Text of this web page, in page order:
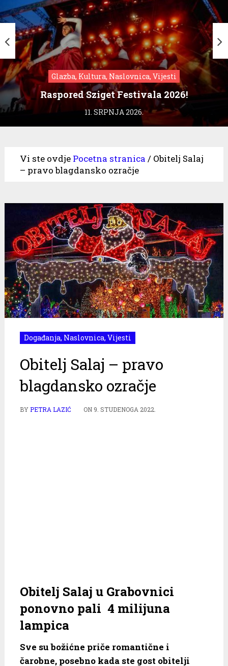
Glazba, Kultura, Naslovnica, Vijesti
Raspored Sziget Festivala 2026!
11. SRPNJA 2026.
Vi ste ovdje Pocetna stranica / Obitelj Salaj
– pravo blagdansko ozračje
Događanja, Naslovnica, Vijesti
Obitelj Salaj – pravo
blagdansko ozračje
BYPETRA LAZIĆ ON 9. STUDENOGA 2022.
Obitelj Salaj u Grabovnici
ponovno pali 4 milijuna
lampica
Sve su božićne priče romantične i
čarobne, posebno kada ste gost obitelji